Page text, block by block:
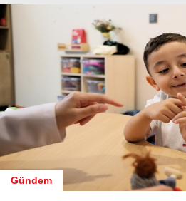
Gündem